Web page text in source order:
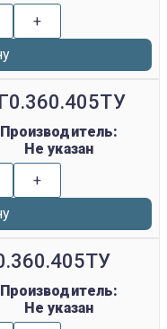
+
Производитель:
Не указан
+
Производитель:
Не указан